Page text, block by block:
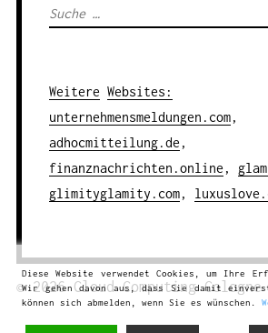
S
h
e
n
a
c
Weitere Websites :
unternehmensmeldungen.com,
adhocmitteilung.de ,
finanznachrichten.online ,
glimityglamity.com,
© 2026Cloud ComputingCologne
Diese Website verwendet Cookies, um Ihre
Wir gehen davon aus, dass Sie damit
können sich abmelden, wenn Sie es wünschen.